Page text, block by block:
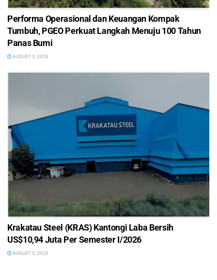
Performa Operasional dan Keuangan Kompak
Tumbuh, PGEO Perkuat Langkah Menuju 100 Tahun
Panas Bumi
AUGUST 5, 2026
Krakatau Steel (KRAS) Kantongi Laba Bersih
US$10,94 Juta Per Semester I/2026
AUGUST 5, 2026